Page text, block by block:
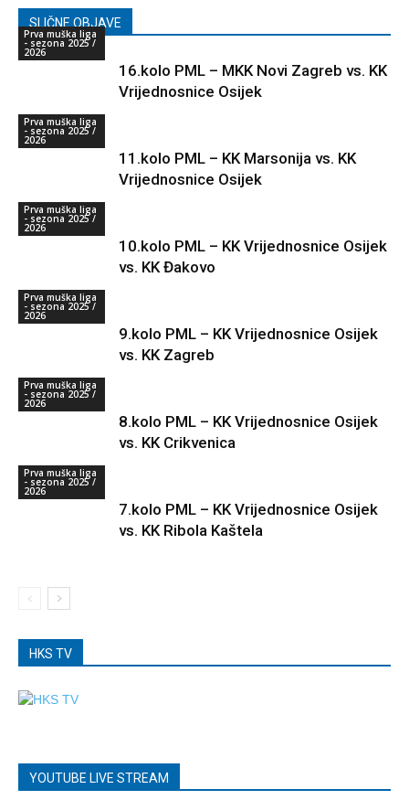
SLIČNE OBJAVE
Prva muška liga
- sezona 2025 /
2026
16.kolo PML – MKK Novi Zagreb vs. KK
Vrijednosnice Osijek
Prva muška liga
- sezona 2025 /
2026
11.kolo PML – KK Marsonija vs. KK
Vrijednosnice Osijek
Prva muška liga
- sezona 2025 /
2026
10.kolo PML – KK Vrijednosnice Osijek
vs. KK Đakovo
Prva muška liga
- sezona 2025 /
2026
9.kolo PML – KK Vrijednosnice Osijek
vs. KK Zagreb
Prva muška liga
- sezona 2025 /
2026
8.kolo PML – KK Vrijednosnice Osijek
vs. KK Crikvenica
Prva muška liga
- sezona 2025 /
2026
7.kolo PML – KK Vrijednosnice Osijek
vs. KK Ribola Kaštela
HKS TV
YOUTUBE LIVE STREAM